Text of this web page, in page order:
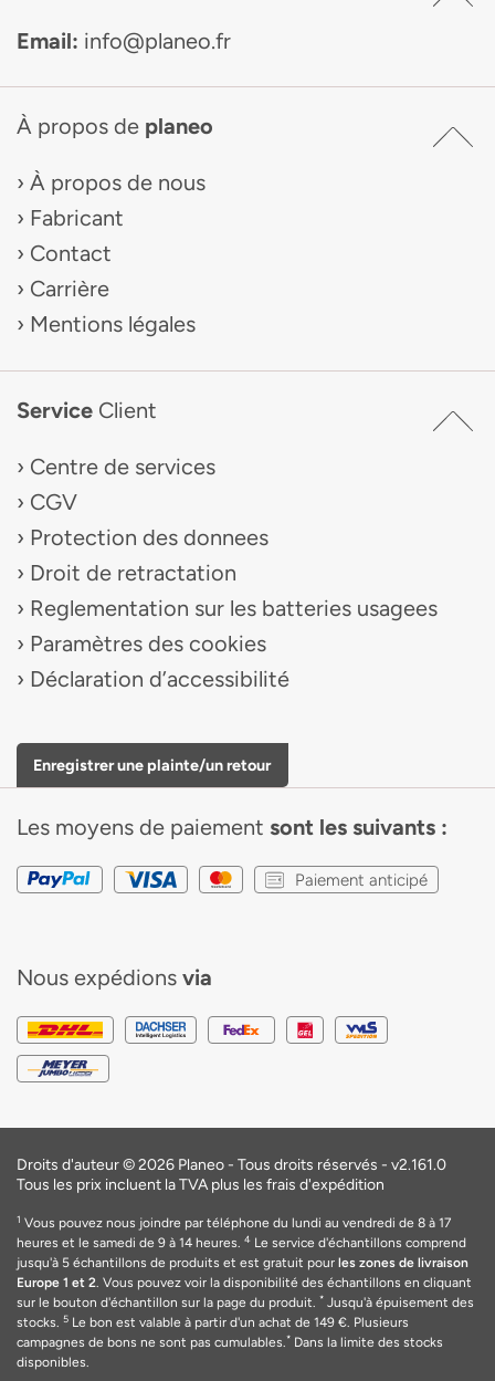
Email: info@planeo.fr
À propos de planeo
À propos de nous
Fabricant
Contact
Carrière
Mentions légales
Service Client
Centre de services
CGV
Protection des donnees
Droit de retractation
Reglementation sur les batteries usagees
Paramètres des cookies
Déclaration d’accessibilité
Enregistrer une plainte/un retour
Les moyens de paiement sont les suivants :
Paiement anticipé
Nous expédions via
Droits d'auteur © 2026 Planeo - Tous droits réservés - v2.161.0
Tous les prix incluent la TVA plus les frais d'expédition
1 Vous pouvez nous joindre par téléphone du lundi au vendredi de 8 à 17
heures et le samedi de 9 à 14 heures. 4 Le service d'échantillons comprend
jusqu'à 5 échantillons de produits et est gratuit pour les zones de livraison
Europe 1 et 2. Vous pouvez voir la disponibilité des échantillons en cliquant
sur le bouton d'échantillon sur la page du produit. * Jusqu'à épuisement des
stocks. 5 Le bon est valable à partir d'un achat de 149 €. Plusieurs
campagnes de bons ne sont pas cumulables.* Dans la limite des stocks
disponibles.